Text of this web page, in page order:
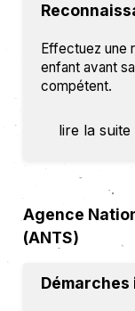
Effectuez une
enfant avant
compétent.
lire la suite
Agence
(ANTS)